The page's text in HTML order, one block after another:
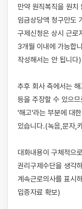
만약 원직복직을 원치
임금상당액 청구만도
구제신청은 상시 근로
3개월 이내에 가능합
작성해서는 안 됩니다)
추후 회사 측에서는
등을 주장할 수 있으
'해고'라는 부분에 대
있습니다.​(녹음,문자,
대화내용이 구체적으
권리구제수단을 생각
계속근로의사를 표시
입증자료 확보)